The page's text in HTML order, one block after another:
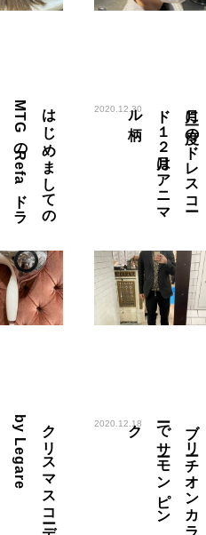
は
じ
め
ま
し
て
の
M
T
G
の
R
e
f
a
ド
ラ
イ
ヤ 2020.12.30 月に
一度の
ド
レ
ス
コ
ー
ド
１
２
月は
ア
ニ
マ
ル
柄
ク
リ
ス
マ
ス
コ
ーデ
b
y
L
e
g
a
r
e 2020.12.18 ブ
リ
ーチ
オ
ン
カ
ラ
ーで
サ
ーモ
ン
ピ
ン
ク